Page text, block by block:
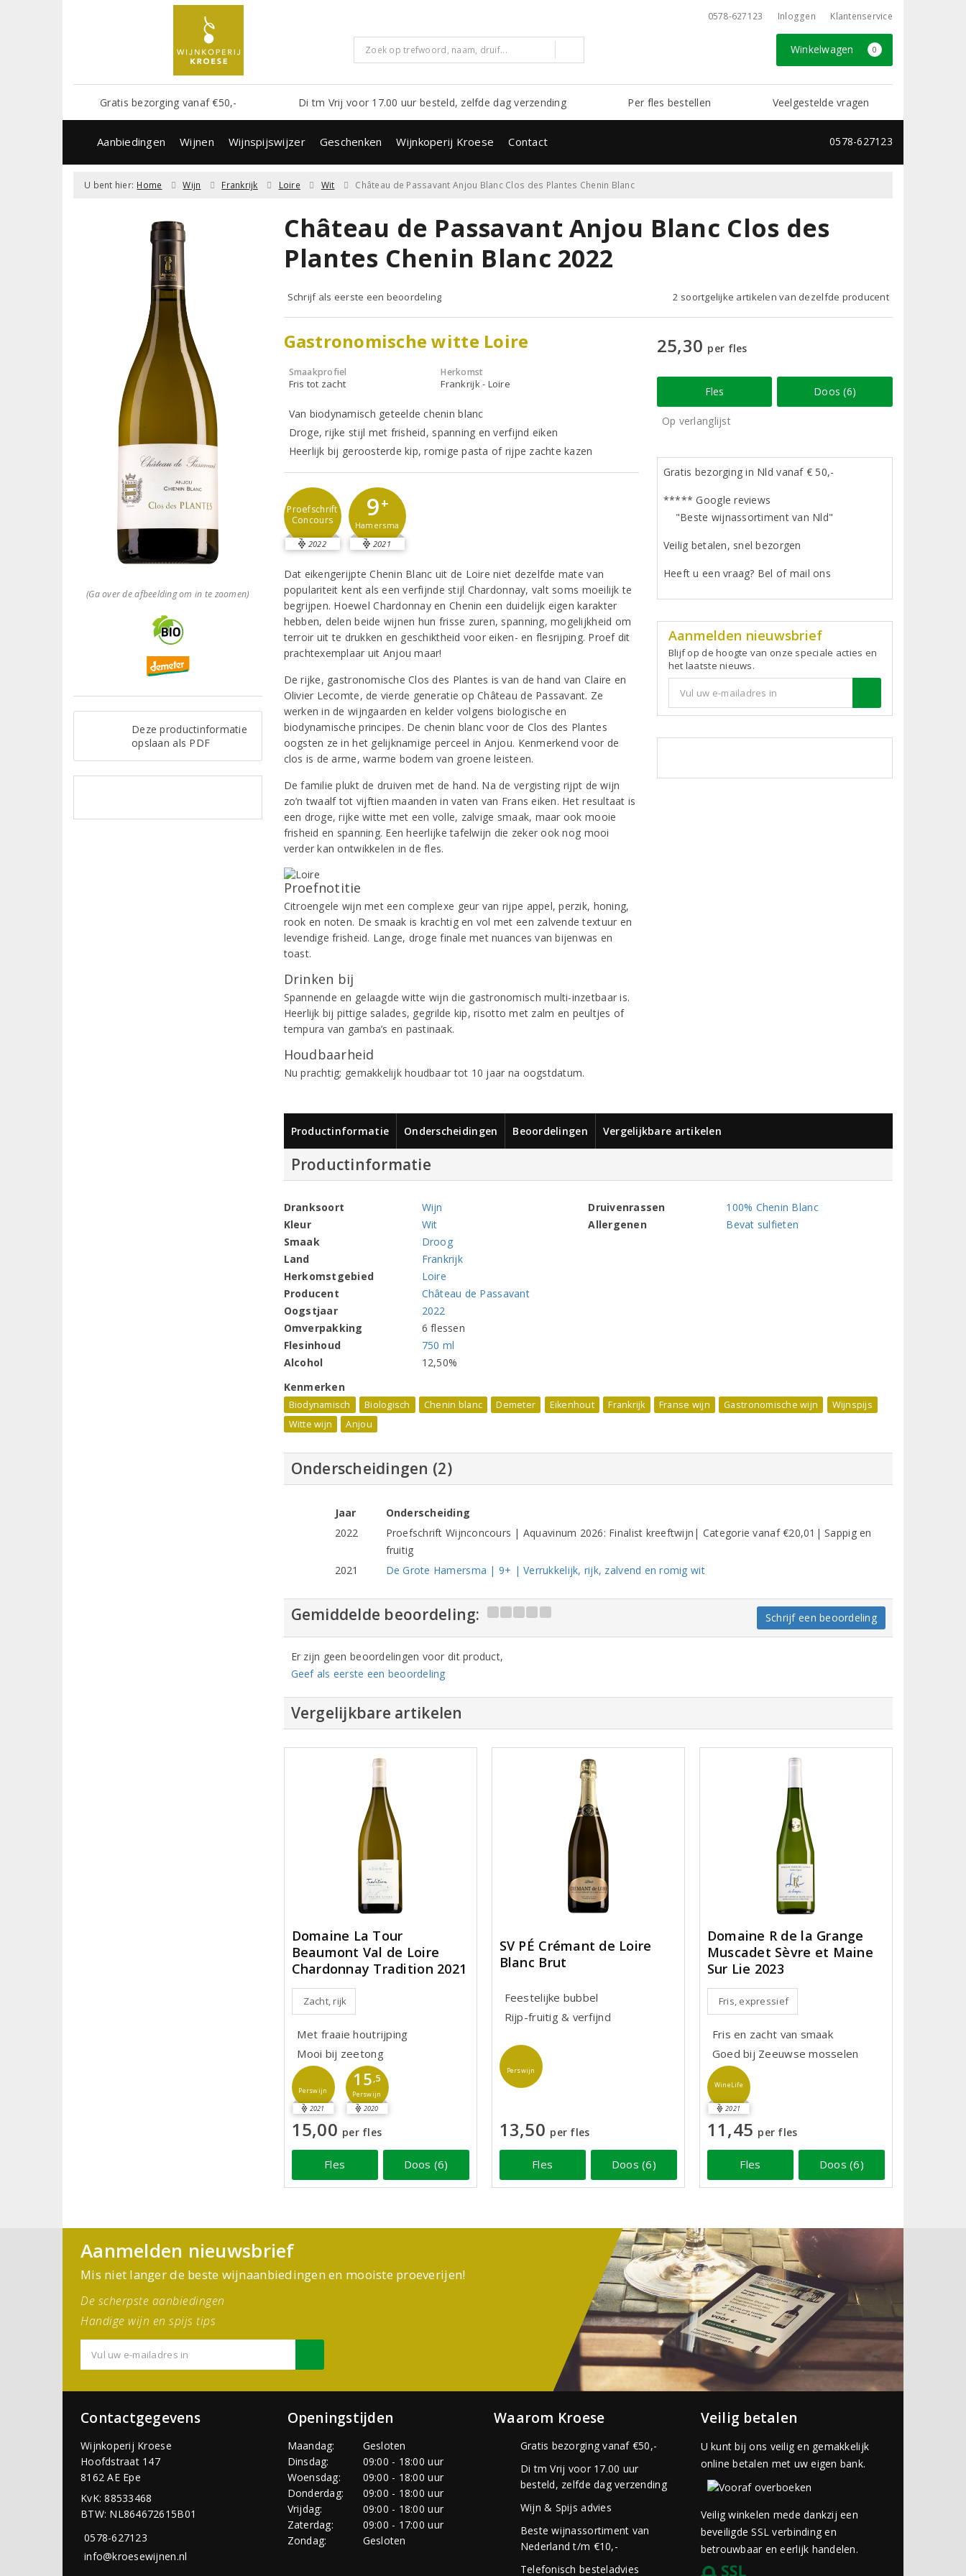
0578-627123 Inloggen Klantenservice
Winkelwagen 0
Gratis bezorging vanaf €50,- Di tm Vrij voor 17.00 uur besteld, zelfde dag verzending Per fles bestellen Veelgestelde vragen
Aanbiedingen Wijnen Wijnspijswijzer Geschenken Wijnkoperij Kroese Contact 0578-627123
U bent hier: Home Wijn Frankrijk Loire Wit Château de Passavant Anjou Blanc Clos des Plantes Chenin Blanc
(Ga over de afbeelding om in te zoomen)
Deze productinformatie
opslaan als PDF
Château de Passavant Anjou Blanc Clos des
Plantes Chenin Blanc 2022
Schrijf als eerste een beoordeling 2 soortgelijke artikelen van dezelfde producent
Gastronomische witte Loire
Smaakprofiel
Fris tot zacht
Herkomst
Frankrijk - Loire
Van biodynamisch geteelde chenin blanc
Droge, rijke stijl met frisheid, spanning en verfijnd eiken
Heerlijk bij geroosterde kip, romige pasta of rijpe zachte kazen
Proefschrift
Concours
2022
9+
Hamersma
2021
Dat eikengerijpte Chenin Blanc uit de Loire niet dezelfde mate van
populariteit kent als een verfijnde stijl Chardonnay, valt soms moeilijk te
begrijpen. Hoewel Chardonnay en Chenin een duidelijk eigen karakter
hebben, delen beide wijnen hun frisse zuren, spanning, mogelijkheid om
terroir uit te drukken en geschiktheid voor eiken- en flesrijping. Proef dit
prachtexemplaar uit Anjou maar!
De rijke, gastronomische Clos des Plantes is van de hand van Claire en
Olivier Lecomte, de vierde generatie op Château de Passavant. Ze
werken in de wijngaarden en kelder volgens biologische en
biodynamische principes. De chenin blanc voor de Clos des Plantes
oogsten ze in het gelijknamige perceel in Anjou. Kenmerkend voor de
clos is de arme, warme bodem van groene leisteen.
De familie plukt de druiven met de hand. Na de vergisting rijpt de wijn
zo’n twaalf tot vijftien maanden in vaten van Frans eiken. Het resultaat is
een droge, rijke witte met een volle, zalvige smaak, maar ook mooie
frisheid en spanning. Een heerlijke tafelwijn die zeker ook nog mooi
verder kan ontwikkelen in de fles.
Proefnotitie
Citroengele wijn met een complexe geur van rijpe appel, perzik, honing,
rook en noten. De smaak is krachtig en vol met een zalvende textuur en
levendige frisheid. Lange, droge finale met nuances van bijenwas en
toast.
Drinken bij
Spannende en gelaagde witte wijn die gastronomisch multi-inzetbaar is.
Heerlijk bij pittige salades, gegrilde kip, risotto met zalm en peultjes of
tempura van gamba’s en pastinaak.
Houdbaarheid
Nu prachtig; gemakkelijk houdbaar tot 10 jaar na oogstdatum.
25,30 per fles
Fles Doos (6)
Op verlanglijst
Gratis bezorging in Nld vanaf € 50,-
***** Google reviews
"Beste wijnassortiment van Nld"
Veilig betalen, snel bezorgen
Heeft u een vraag? Bel of mail ons
Aanmelden nieuwsbrief
Blijf op de hoogte van onze speciale acties en
het laatste nieuws.
Productinformatie Onderscheidingen Beoordelingen Vergelijkbare artikelen
Productinformatie
Dranksoort
Wijn
Kleur
Wit
Smaak
Droog
Land
Frankrijk
Herkomstgebied
Loire
Producent
Château de Passavant
Oogstjaar
2022
Omverpakking
6 flessen
Flesinhoud
750 ml
Alcohol
12,50%
Druivenrassen
100% Chenin Blanc
Allergenen
Bevat sulfieten
Kenmerken
Biodynamisch Biologisch Chenin blanc Demeter Eikenhout Frankrijk Franse wijn Gastronomische wijn
Wijnspijs
Witte wijn
Anjou
Onderscheidingen (2)
Jaar
Onderscheiding
2022
Proefschrift Wijnconcours | Aquavinum 2026: Finalist kreeftwijn| Categorie vanaf €20,01| Sappig en
fruitig
2021
De Grote Hamersma | 9+ | Verrukkelijk, rijk, zalvend en romig wit
Gemiddelde beoordeling: Schrijf een beoordeling
Er zijn geen beoordelingen voor dit product,
Geef als eerste een beoordeling
Vergelijkbare artikelen
Domaine La Tour
Beaumont Val de Loire
Chardonnay Tradition 2021
Zacht, rijk
Met fraaie houtrijping
Mooi bij zeetong
Perswijn
2021
15,5
Perswijn
2020
15,00 per fles
Fles Doos (6)
SV PÉ Crémant de Loire
Blanc Brut
Feestelijke bubbel
Rijp-fruitig & verfijnd
Perswijn
13,50 per fles
Fles Doos (6)
Domaine R de la Grange
Muscadet Sèvre et Maine
Sur Lie 2023
Fris, expressief
Fris en zacht van smaak
Goed bij Zeeuwse mosselen
WineLife
2021
11,45 per fles
Fles Doos (6)
Aanmelden nieuwsbrief
Mis niet langer de beste wijnaanbiedingen en mooiste proeverijen!
De scherpste aanbiedingen
Handige wijn en spijs tips
Contactgegevens
Wijnkoperij Kroese
Hoofdstraat 147
8162 AE Epe
KvK: 88533468
BTW: NL864672615B01
0578-627123
info@kroesewijnen.nl
Openingstijden
Maandag:
Gesloten
Dinsdag:
09:00 - 18:00 uur
Woensdag:
09:00 - 18:00 uur
Donderdag:
09:00 - 18:00 uur
Vrijdag:
09:00 - 18:00 uur
Zaterdag:
09:00 - 17:00 uur
Zondag:
Gesloten
Waarom Kroese
Gratis bezorging vanaf €50,-
Di tm Vrij voor 17.00 uur
besteld, zelfde dag verzending
Wijn & Spijs advies
Beste wijnassortiment van
Nederland t/m €10,-
Telefonisch besteladvies
Veilig betalen
U kunt bij ons veilig en gemakkelijk
online betalen met uw eigen bank.
Veilig winkelen mede dankzij een
beveiligde SSL verbinding en
betrouwbaar en eerlijk handelen.